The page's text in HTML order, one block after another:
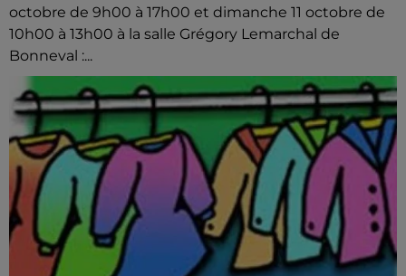
octobre de 9h00 à 17h00 et dimanche 11 octobre de
10h00 à 13h00 à la salle Grégory Lemarchal de
Bonneval :...